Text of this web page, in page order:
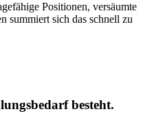
Positionen, versäumte
summiert sich das schnell zu
besteht.